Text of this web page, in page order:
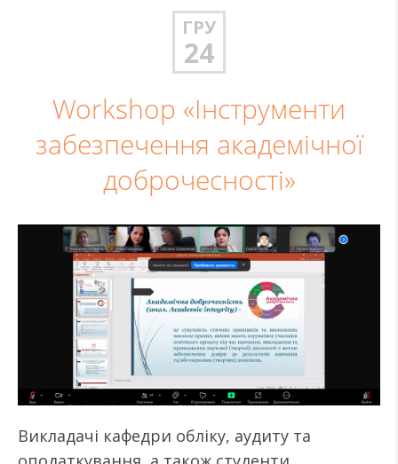
ГРУ
24
Workshop «Інструменти
забезпечення академічної
доброчесності»
Викладачі кафедри обліку, аудиту та